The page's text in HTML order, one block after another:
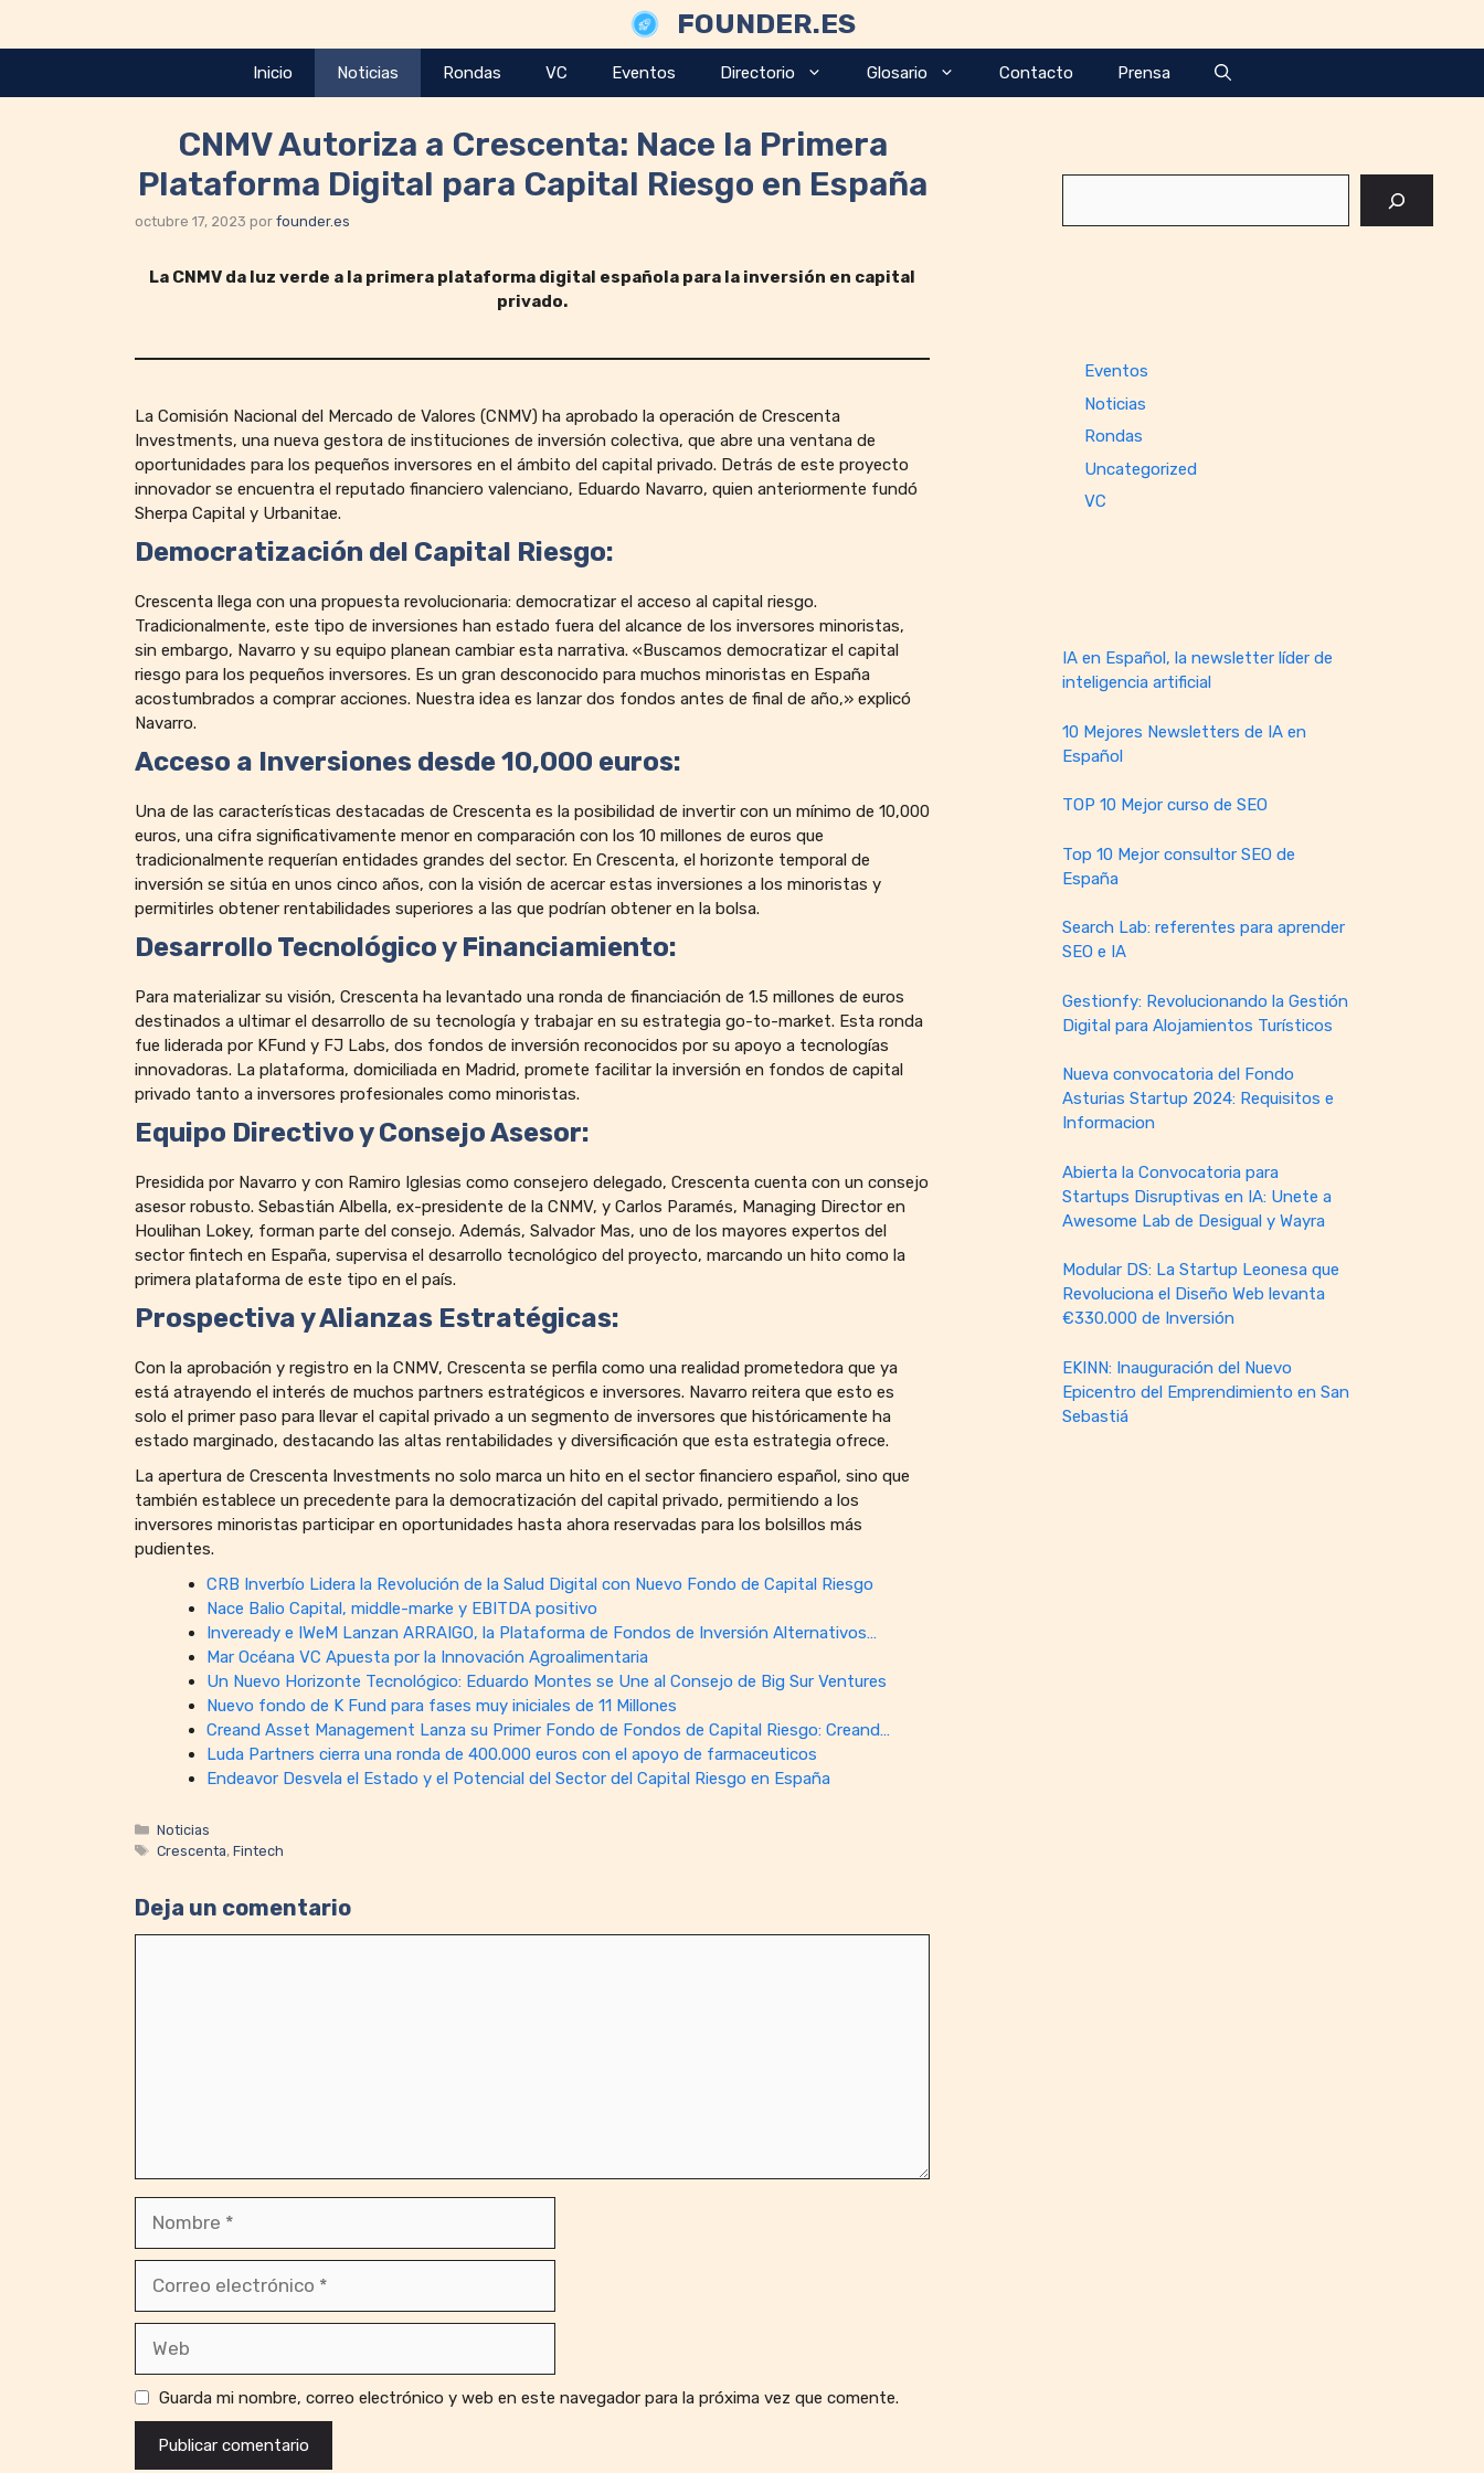
FOUNDER.ES
Inicio Noticias Rondas VC Eventos Directorio Glosario Contacto Prensa
CNMV Autoriza a Crescenta: Nace la Primera
Plataforma Digital para Capital Riesgo en España
octubre 17, 2023 por founder.es
La CNMV da luz verde a la primera plataforma digital española para la inversión en capital
privado.
La Comisión Nacional del Mercado de Valores (CNMV) ha aprobado la operación de Crescenta
Investments, una nueva gestora de instituciones de inversión colectiva, que abre una ventana de
oportunidades para los pequeños inversores en el ámbito del capital privado. Detrás de este proyecto
innovador se encuentra el reputado financiero valenciano, Eduardo Navarro, quien anteriormente fundó
Sherpa Capital y Urbanitae.
Democratización del Capital Riesgo:
Crescenta llega con una propuesta revolucionaria: democratizar el acceso al capital riesgo.
Tradicionalmente, este tipo de inversiones han estado fuera del alcance de los inversores minoristas,
sin embargo, Navarro y su equipo planean cambiar esta narrativa. «Buscamos democratizar el capital
riesgo para los pequeños inversores. Es un gran desconocido para muchos minoristas en España
acostumbrados a comprar acciones. Nuestra idea es lanzar dos fondos antes de final de año,» explicó
Navarro.
Acceso a Inversiones desde 10,000 euros:
Una de las características destacadas de Crescenta es la posibilidad de invertir con un mínimo de 10,000
euros, una cifra significativamente menor en comparación con los 10 millones de euros que
tradicionalmente requerían entidades grandes del sector. En Crescenta, el horizonte temporal de
inversión se sitúa en unos cinco años, con la visión de acercar estas inversiones a los minoristas y
permitirles obtener rentabilidades superiores a las que podrían obtener en la bolsa.
Desarrollo Tecnológico y Financiamiento:
Para materializar su visión, Crescenta ha levantado una ronda de financiación de 1.5 millones de euros
destinados a ultimar el desarrollo de su tecnología y trabajar en su estrategia go-to-market. Esta ronda
fue liderada por KFund y FJ Labs, dos fondos de inversión reconocidos por su apoyo a tecnologías
innovadoras. La plataforma, domiciliada en Madrid, promete facilitar la inversión en fondos de capital
privado tanto a inversores profesionales como minoristas.
Equipo Directivo y Consejo Asesor:
Presidida por Navarro y con Ramiro Iglesias como consejero delegado, Crescenta cuenta con un consejo
asesor robusto. Sebastián Albella, ex-presidente de la CNMV, y Carlos Paramés, Managing Director en
Houlihan Lokey, forman parte del consejo. Además, Salvador Mas, uno de los mayores expertos del
sector fintech en España, supervisa el desarrollo tecnológico del proyecto, marcando un hito como la
primera plataforma de este tipo en el país.
Prospectiva y Alianzas Estratégicas:
Con la aprobación y registro en la CNMV, Crescenta se perfila como una realidad prometedora que ya
está atrayendo el interés de muchos partners estratégicos e inversores. Navarro reitera que esto es
solo el primer paso para llevar el capital privado a un segmento de inversores que históricamente ha
estado marginado, destacando las altas rentabilidades y diversificación que esta estrategia ofrece.
La apertura de Crescenta Investments no solo marca un hito en el sector financiero español, sino que
también establece un precedente para la democratización del capital privado, permitiendo a los
inversores minoristas participar en oportunidades hasta ahora reservadas para los bolsillos más
pudientes.
CRB Inverbío Lidera la Revolución de la Salud Digital con Nuevo Fondo de Capital Riesgo
Nace Balio Capital, middle-marke y EBITDA positivo
Inveready e IWeM Lanzan ARRAIGO, la Plataforma de Fondos de Inversión Alternativos…
Mar Océana VC Apuesta por la Innovación Agroalimentaria
Un Nuevo Horizonte Tecnológico: Eduardo Montes se Une al Consejo de Big Sur Ventures
Nuevo fondo de K Fund para fases muy iniciales de 11 Millones
Creand Asset Management Lanza su Primer Fondo de Fondos de Capital Riesgo: Creand…
Luda Partners cierra una ronda de 400.000 euros con el apoyo de farmaceuticos
Endeavor Desvela el Estado y el Potencial del Sector del Capital Riesgo en España
Categorías
Noticias
Etiquetas
Crescenta,Fintech
Deja un comentario
electrónico
Guarda mi nombre, correo electrónico y web en este navegador para la próxima vez que comente.
Eventos
Noticias
Rondas
Uncategorized
VC
IA en Español, la newsletter líder de
inteligencia artificial
10 Mejores Newsletters de IA en
Español
TOP 10 Mejor curso de SEO
Top 10 Mejor consultor SEO de
España
Search Lab: referentes para aprender
SEO e IA
Gestionfy: Revolucionando la Gestión
Digital para Alojamientos Turísticos
Nueva convocatoria del Fondo
Asturias Startup 2024: Requisitos e
Informacion
Abierta la Convocatoria para
Startups Disruptivas en IA: Unete a
Awesome Lab de Desigual y Wayra
Modular DS: La Startup Leonesa que
Revoluciona el Diseño Web levanta
€330.000 de Inversión
EKINN: Inauguración del Nuevo
Epicentro del Emprendimiento en San
Sebastiá